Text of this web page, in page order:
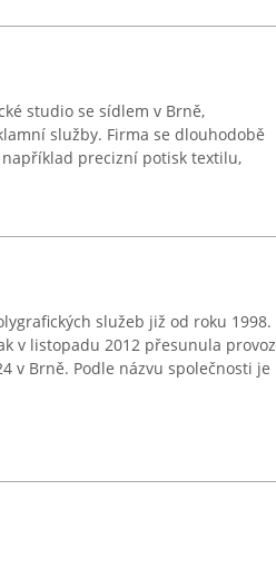
studio se sídlem v Brně,
služby. Firma se dlouhodobě
precizní potisk textilu,
služeb již od roku 1998.
v listopadu 2012 přesunula provoz
v Brně. Podle názvu společnosti je